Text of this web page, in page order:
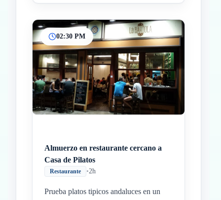
02:30 PM
Almuerzo en restaurante cercano a
Casa de Pilatos
Restaurante •2h
Prueba platos tipicos andaluces en un